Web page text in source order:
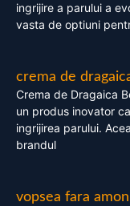
ingrijire a parului a
vasta de optiuni
crema de
Crema de Dragaica
un produs inovator
ingrijirea parului.
brandul
vopsea fara